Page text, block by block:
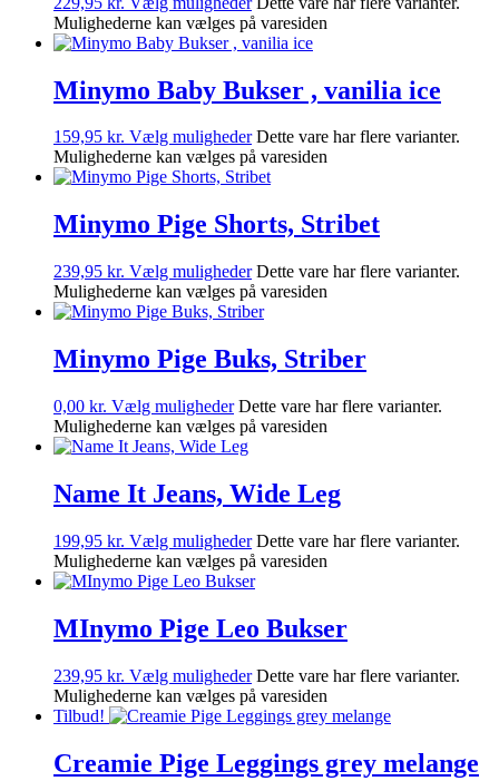
Mulighederne kan vælges på varesiden
Minymo Baby Bukser , vanilia ice
159,95 kr. Vælg muligheder Dette vare har flere varianter.
Mulighederne kan vælges på varesiden
Minymo Pige Shorts, Stribet
239,95 kr. Vælg muligheder Dette vare har flere varianter.
Mulighederne kan vælges på varesiden
Minymo Pige Buks, Striber
0,00 kr. Vælg muligheder Dette vare har flere varianter.
Mulighederne kan vælges på varesiden
Name It Jeans, Wide Leg
199,95 kr. Vælg muligheder Dette vare har flere varianter.
Mulighederne kan vælges på varesiden
MInymo Pige Leo Bukser
239,95 kr. Vælg muligheder Dette vare har flere varianter.
Mulighederne kan vælges på varesiden
Tilbud!
Creamie Pige Leggings grey melange